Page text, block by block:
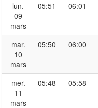
lun.
09
mars
05:51 06:01
mar.
10
mars
05:50 06:00
mer.
11
mars
05:48 05:58